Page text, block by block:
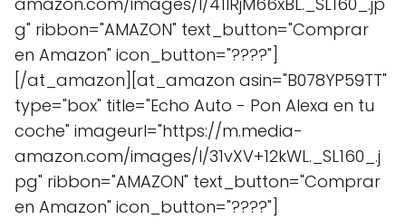
g" ribbon="AMAZON" text_button="Comprar
en Amazon" icon_button="????"]
[/at_amazon][at_amazon asin="B078YP59TT"
type="box" title="Echo Auto - Pon Alexa en tu
coche" imageurl="https://m.media-
amazon.com/images/I/31vXV+12kWL._SL160_.j
pg" ribbon="AMAZON" text_button="Comprar
en Amazon" icon_button="????"]